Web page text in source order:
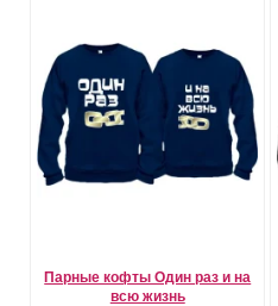
Парные кофты Один раз и на
всю жизнь